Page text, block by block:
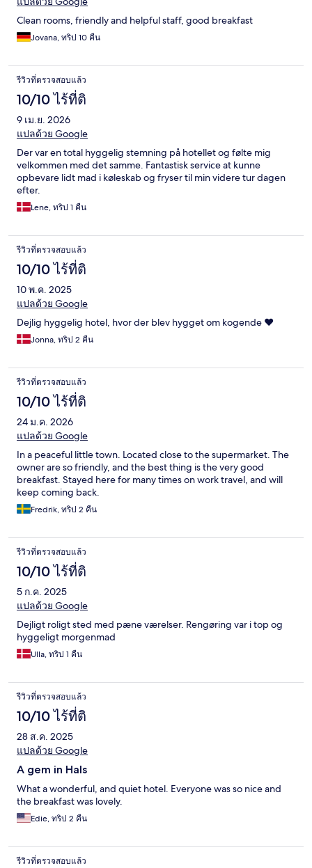
Clean rooms, friendly and helpful staff, good breakfast
Jovana, ทริป 10 คืน
รีวิวที่ตรวจสอบแล้ว
10/10 ไร้ที่ติ
9 เม.ย. 2026
แปลด้วย Google
Der var en total hyggelig stemning på hotellet og følte mig
velkommen med det samme. Fantastisk service at kunne
opbevare lidt mad i køleskab og fryser til min videre tur dagen
efter.
Lene, ทริป 1 คืน
รีวิวที่ตรวจสอบแล้ว
10/10 ไร้ที่ติ
10 พ.ค. 2025
แปลด้วย Google
Dejlig hyggelig hotel, hvor der blev hygget om kogende ❤️
Jonna, ทริป 2 คืน
รีวิวที่ตรวจสอบแล้ว
10/10 ไร้ที่ติ
24 ม.ค. 2026
แปลด้วย Google
In a peaceful little town. Located close to the supermarket. The
owner are so friendly, and the best thing is the very good
breakfast. Stayed here for many times on work travel, and will
keep coming back.
Fredrik, ทริป 2 คืน
รีวิวที่ตรวจสอบแล้ว
10/10 ไร้ที่ติ
5 ก.ค. 2025
แปลด้วย Google
Dejligt roligt sted med pæne værelser. Rengøring var i top og
hyggeligt morgenmad
Ulla, ทริป 1 คืน
รีวิวที่ตรวจสอบแล้ว
10/10 ไร้ที่ติ
28 ส.ค. 2025
แปลด้วย Google
A gem in Hals
What a wonderful, and quiet hotel. Everyone was so nice and
the breakfast was lovely.
Edie, ทริป 2 คืน
รีวิวที่ตรวจสอบแล้ว